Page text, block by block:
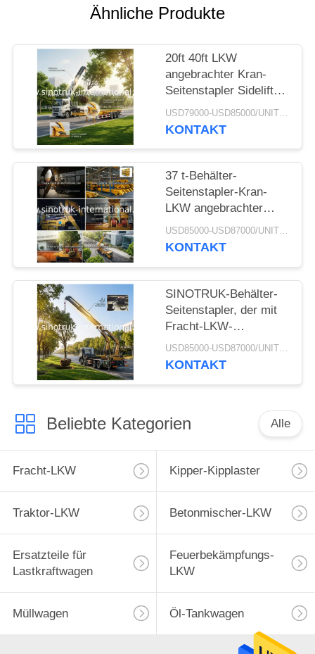
Ähnliche Produkte
20ft 40ft LKW
angebrachter Kran-
Seitenstapler Sidelifter,
Behälter-Selbst, der
halb Anhänger lädt
USD79000-USD85000/UNIT)negotiation MOQ:1 EINHEIT
KONTAKT
37 t-Behälter-
Seitenstapler-Kran-
LKW angebrachter
Kran mit
Hydrauliksystem
USD85000-USD87000/UNIT)negotiation MOQ:1 EINHEIT
KONTAKT
SINOTRUK-Behälter-
Seitenstapler, der mit
Fracht-LKW-
Fahrgestellen HOWO
8X4 arbeitet
USD85000-USD87000/UNIT)negotiation MOQ:1 EINHEIT
KONTAKT
Beliebte Kategorien Alle
Fracht-LKW Kipper-Kipplaster
Traktor-LKW Betonmischer-LKW
Ersatzteile für
Lastkraftwagen
Feuerbekämpfungs-
LKW
Müllwagen Öl-Tankwagen